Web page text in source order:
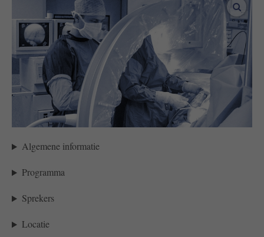
Algemene informatie
Programma
Sprekers
Locatie